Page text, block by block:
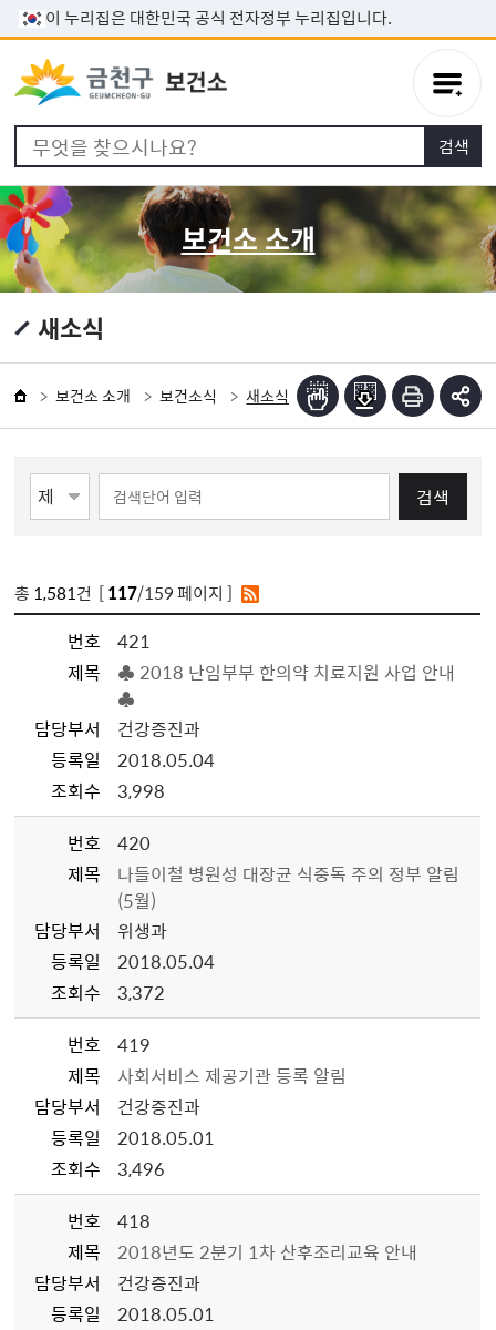
본문 바로가기
이 누리집은 대한민국 공식 전자정부 누리집입니다.
보건소 소개
새소식
보건소 소개 보건소식 새소식
검색
총 1,581건 [117/159 페이지 ]
번호
421
제목
♣ 2018 난임부부 한의약 치료지원 사업 안내
♣
담당부서
건강증진과
등록일
2018.05.04
조회수
3,998
번호
420
제목
나들이철 병원성 대장균 식중독 주의 정부 알림
(5월)
담당부서
위생과
등록일
2018.05.04
조회수
3,372
번호
419
제목
사회서비스 제공기관 등록 알림
담당부서
건강증진과
등록일
2018.05.01
조회수
3,496
번호
418
제목
2018년도 2분기 1차 산후조리교육 안내
담당부서
건강증진과
등록일
2018.05.01